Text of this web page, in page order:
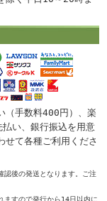
（手数料400円）、楽
い、銀行振込を用意
せて各種ご利用くださ
認後の発送となります。ご注
すので発行から14日以内に